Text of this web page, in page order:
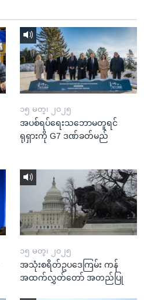
၁၅ မတ္၊ ၂၀၂၅
အပစ်ရပ်ရေးသဘောမတူရင်
ရုရှားကို G7 ဒဏ်ခတ်မည်
၁၅ မတ္၊ ၂၀၂၅
အသုံးစရိတ်ဥပဒေကြမ်း ကန်
အထက်လွှတ်တော် အတည်ပြု